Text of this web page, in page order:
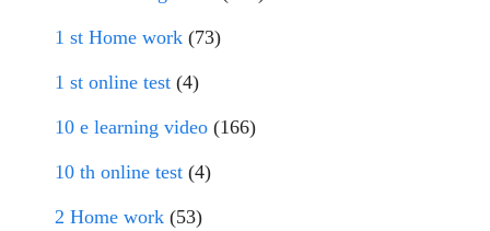
1 st Home work (73)
1 st online test (4)
10 e learning video (166)
10 th online test (4)
2 Home work (53)